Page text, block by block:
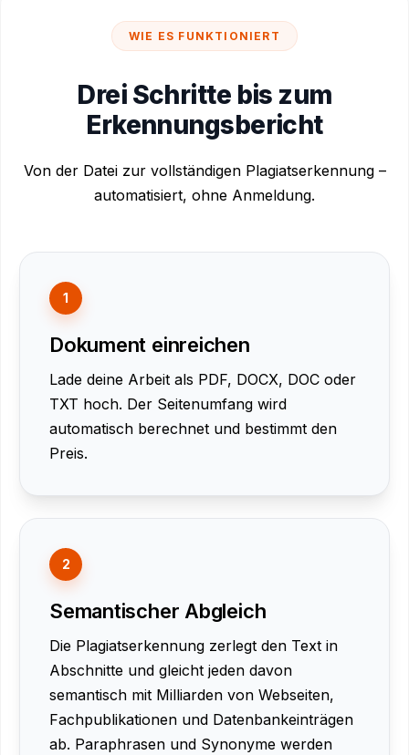
WIE ES FUNKTIONIERT
Drei Schritte bis zum
Erkennungsbericht
Von der Datei zur vollständigen Plagiatserkennung –
automatisiert, ohne Anmeldung.
1
Dokument einreichen
Lade deine Arbeit als PDF, DOCX, DOC oder
TXT hoch. Der Seitenumfang wird
automatisch berechnet und bestimmt den
Preis.
2
Semantischer Abgleich
Die Plagiatserkennung zerlegt den Text in
Abschnitte und gleicht jeden davon
semantisch mit Milliarden von Webseiten,
Fachpublikationen und Datenbankeinträgen
ab. Paraphrasen und Synonyme werden